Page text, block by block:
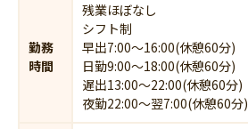
勤務
時間
残業ほぼなし
シフト制
早出7:00～16:00(休憩60分)
日勤9:00～18:00(休憩60分)
遅出13:00～22:00(休憩60分)
夜勤22:00～翌7:00(休憩60分)